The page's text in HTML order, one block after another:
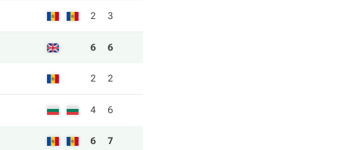
2 3
6 6
2 2
4 6
6 7